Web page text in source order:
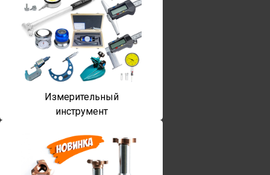
Измерительный
инструмент